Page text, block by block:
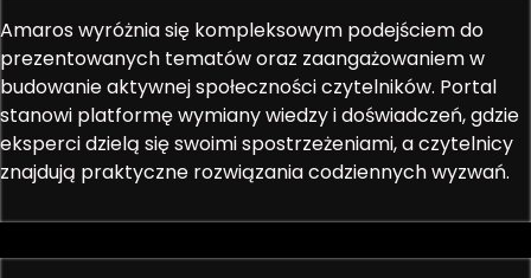
Amaros wyróżnia się kompleksowym podejściem do
prezentowanych tematów oraz zaangażowaniem w
budowanie aktywnej społeczności czytelników. Portal
stanowi platformę wymiany wiedzy i doświadczeń, gdzie
eksperci dzielą się swoimi spostrzeżeniami, a czytelnicy
znajdują praktyczne rozwiązania codziennych wyzwań.